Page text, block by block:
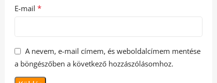
E-mail *
A nevem, e-mail címem, és weboldalcímem mentése
a böngészőben a következő hozzászólásomhoz.